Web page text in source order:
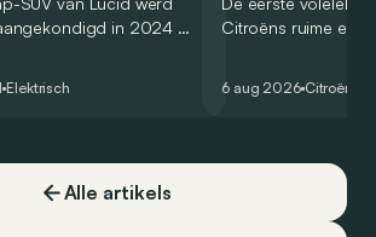
in 2024 en
Elektrisch
Citroëns ruime en
dat ook gelukt?
6 aug 2026 Citroën
Alle artikels